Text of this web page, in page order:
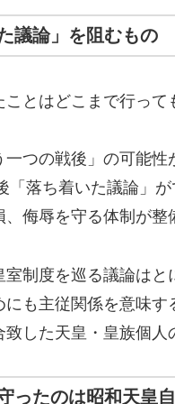
議論」を阻むもの
ことはどこまで行っ
一つの戦後」の可能
「落ち着いた議論」
、侮辱を守る体制が
室制度を巡る議論は
にも主従関係を意味
致した天皇・皇族個
ったのは昭和天皇